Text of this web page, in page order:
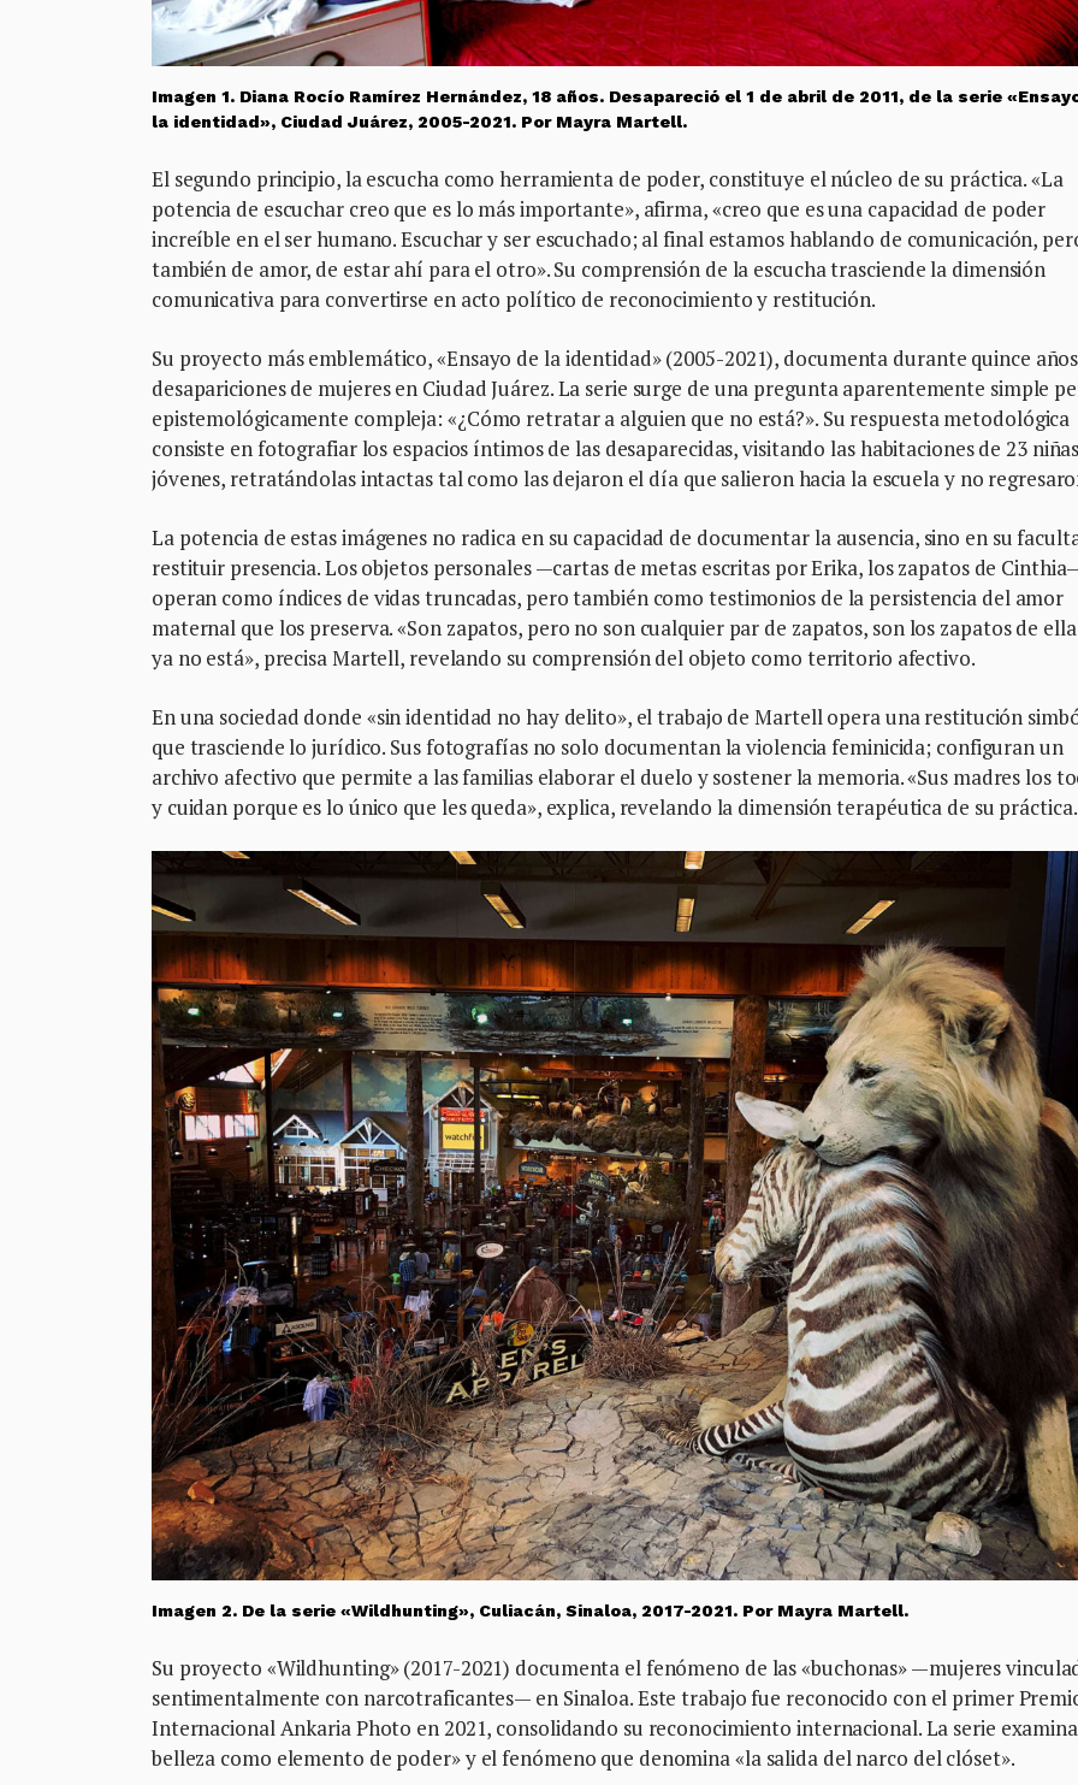
Imagen 1. Diana Rocío Ramírez Hernández, 18 años. Desapareció el 1 de abril de 2011, de la serie
la identidad», Ciudad Juárez, 2005-2021. Por Mayra Martell.
El segundo principio, la escucha como herramienta de poder, constituye el núcleo de su práctica. «La
potencia de escuchar creo que es lo más importante», afirma, «creo que es una capacidad de poder
increíble en el ser humano. Escuchar y ser escuchado; al final estamos hablando de comunicación,
también de amor, de estar ahí para el otro». Su comprensión de la escucha trasciende la dimensión
comunicativa para convertirse en acto político de reconocimiento y restitución.
Su proyecto más emblemático, «Ensayo de la identidad» (2005-2021), documenta durante quince
desapariciones de mujeres en Ciudad Juárez. La serie surge de una pregunta aparentemente simple
epistemológicamente compleja: «¿Cómo retratar a alguien que no está?». Su respuesta metodológica
consiste en fotografiar los espacios íntimos de las desaparecidas, visitando las habitaciones de 23
jóvenes, retratándolas intactas tal como las dejaron el día que salieron hacia la escuela y no
La potencia de estas imágenes no radica en su capacidad de documentar la ausencia, sino en su
restituir presencia. Los objetos personales —cartas de metas escritas por Erika, los zapatos de
operan como índices de vidas truncadas, pero también como testimonios de la persistencia del amor
maternal que los preserva. «Son zapatos, pero no son cualquier par de zapatos, son los zapatos de
ya no está», precisa Martell, revelando su comprensión del objeto como territorio afectivo.
En una sociedad donde «sin identidad no hay delito», el trabajo de Martell opera una restitución
que trasciende lo jurídico. Sus fotografías no solo documentan la violencia feminicida; configuran un
archivo afectivo que permite a las familias elaborar el duelo y sostener la memoria. «Sus madres los
y cuidan porque es lo único que les queda», explica, revelando la dimensión terapéutica de su práctica.
Imagen 2. De la serie «Wildhunting», Culiacán, Sinaloa, 2017-2021. Por Mayra Martell.
Su proyecto «Wildhunting» (2017-2021) documenta el fenómeno de las «buchonas» —mujeres
sentimentalmente con narcotraficantes— en Sinaloa. Este trabajo fue reconocido con el primer
Internacional Ankaria Photo en 2021, consolidando su reconocimiento internacional. La serie
belleza como elemento de poder» y el fenómeno que denomina «la salida del narco del clóset».